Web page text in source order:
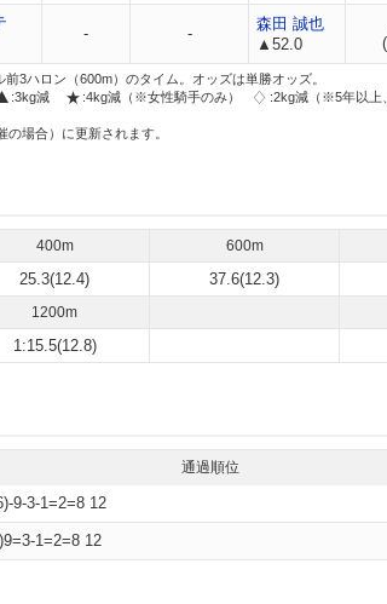
- -
森田 誠也
▲52.0
3ハロン（600m）のタイム。オッズは単勝オッズ。
:3kg減 :4kg減（※女性騎手のみ）
:2kg減（※5年以上
場合）に更新されます。
400m 600m
25.3(12.4) 37.6(12.3)
1200m
1:15.5(12.8)
通過順位
9-3-1=2=8 12
1=2=8 12